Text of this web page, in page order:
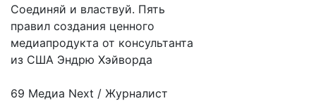
Соединяй и властвуй. Пять
правил создания ценного
медиапродукта от консультанта
из США Эндрю Хэйворда
69 Медиа Next / Журналист